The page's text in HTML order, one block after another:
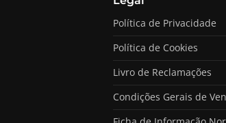
Política de Privacidade
Política de Cookies
Livro de Reclamações
Condições Gerais de